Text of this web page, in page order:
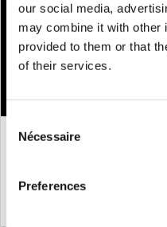
our social media,
may combine it with other
provided to them or that
of their services.
Consent
Selection
Nécessaire
Preferences
Demi-masque en silicone "Meat Bag"
(chair)